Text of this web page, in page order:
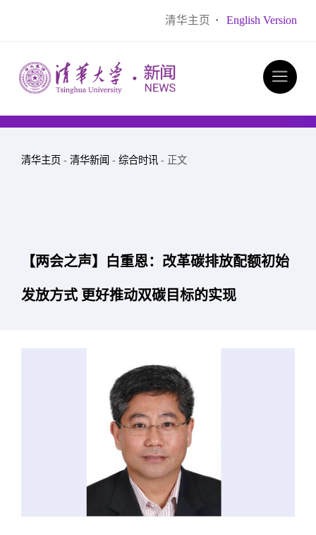
清华主页 · English Version
清华主页 - 清华新闻 - 综合时讯 - 正文
【两会之声】白重恩：改革碳排放配额初始
发放方式 更好推动双碳目标的实现